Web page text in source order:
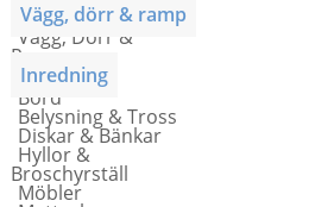
Vägg, dörr & ramp
Vägg, Dörr &
Ramp
Inredning
Bord
Belysning & Tross
Diskar & Bänkar
Hyllor &
Broschyrställ
Möbler